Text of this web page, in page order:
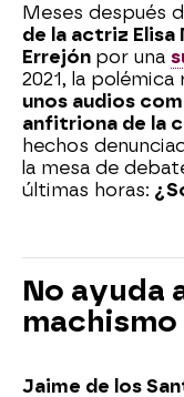
Meses después
de la actriz
Errejón por una
2021, la
unos audios
anfitriona de la
hechos
la mesa de
últimas horas:
No ayuda
machismo
Jaime de los